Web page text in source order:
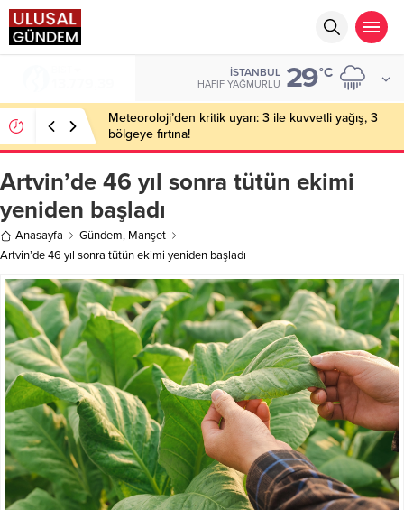
İSTANBUL
HAFIF YAĞMURLU 29°C
Meteoroloji’den kritik uyarı: 3 ile kuvvetli yağış, 3
bölgeye fırtına!
Artvin’de 46 yıl sonra tütün ekimi
yeniden başladı
Anasayfa Gündem, Manşet
Artvin’de 46 yıl sonra tütün ekimi yeniden başladı